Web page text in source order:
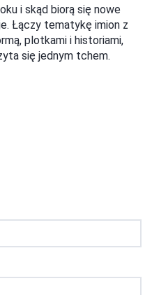
i skąd biorą się nowe
Łączy tematykę imion z
plotkami i historiami,
się jednym tchem.